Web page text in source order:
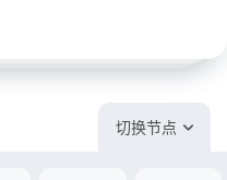
切换节点